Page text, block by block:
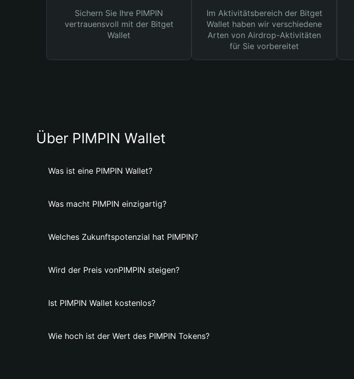
Sichern Sie Ihre PIMPIN
vertrauensvoll mit der Bitget
Wallet
Im Aktivitätsbereich der Bitget
Wallet haben wir verschiedene
Arten von Airdrop-Aktivitäten
für Sie vorbereitet
Über PIMPIN Wallet
Was ist eine PIMPIN Wallet?
Was macht PIMPIN einzigartig?
Welches Zukunftspotenzial hat PIMPIN?
Wird der Preis vonPIMPIN steigen?
Ist PIMPIN Wallet kostenlos?
Wie hoch ist der Wert des PIMPIN Tokens?